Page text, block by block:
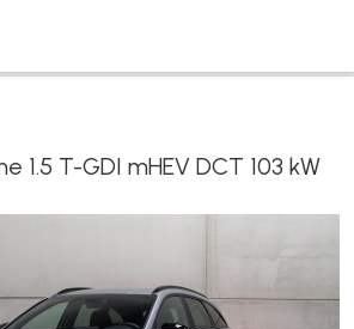
1.5 T-GDI mHEV DCT 103 kW